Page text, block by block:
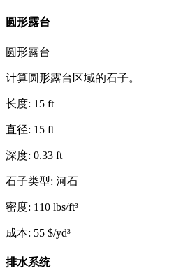
圆形露台
圆形露台
计算圆形露台区域的石子。
长度: 15 ft
直径: 15 ft
深度: 0.33 ft
石子类型: 河石
密度: 110 lbs/ft³
成本: 55 $/yd³
排水系统